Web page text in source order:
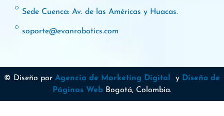
Sede Cuenca: Av. de las Américas y Huacas.
soporte@evanrobotics.com
© Diseño por Agencia de Marketing Digital y Diseño de
Páginas Web Bogotá, Colombia.